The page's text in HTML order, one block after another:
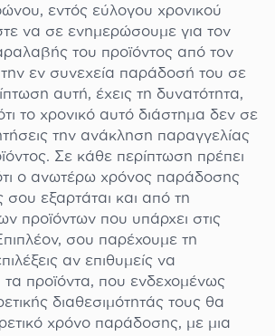
εντός εύλογου χρονικού
να σε ενημερώσουμε για τον
του προϊόντος από τον
εν συνεχεία παράδοσή του σε
αυτή, έχεις τη δυνατότητα,
το χρονικό αυτό διάστημα δεν σε
την ανάκληση παραγγελίας
Σε κάθε περίπτωση πρέπει
ο ανωτέρω χρόνος παράδοσης
σου εξαρτάται και από τη
προϊόντων που υπάρχει στις
σου παρέχουμε τη
αν επιθυμείς να
προϊόντα, που ενδεχομένως
διαθεσιμότητάς τους θα
χρόνο παράδοσης, με μια